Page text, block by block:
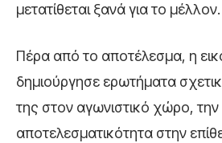
μετατίθεται ξανά για το μέλλον.
Πέρα από το αποτέλεσμα, η
δημιούργησε ερωτήματα
της στον αγωνιστικό χώρο, την
αποτελεσματικότητα στην